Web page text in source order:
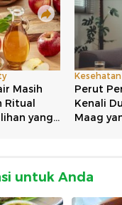
untuk Anda